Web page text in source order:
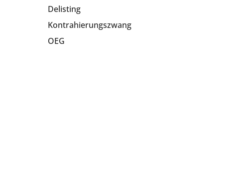
Delisting
Kontrahierungszwang
OEG